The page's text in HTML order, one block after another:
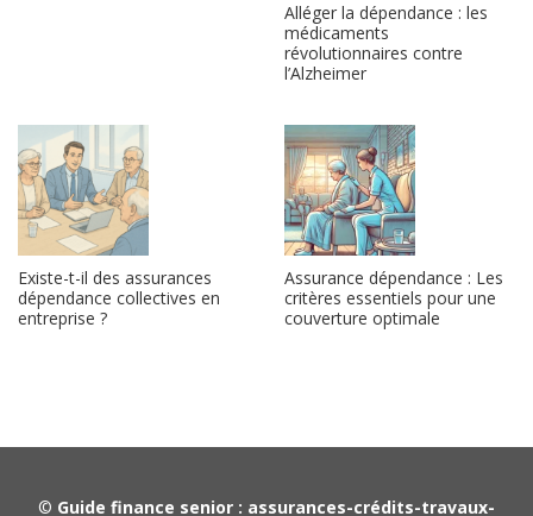
Alléger la dépendance : les
médicaments
révolutionnaires contre
l’Alzheimer
Existe-t-il des assurances
dépendance collectives en
entreprise ?
Assurance dépendance : Les
critères essentiels pour une
couverture optimale
© Guide finance senior : assurances-crédits-travaux-